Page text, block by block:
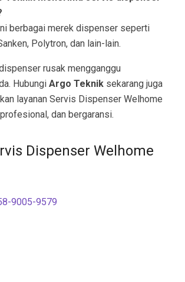
berbagai merek dispenser seperti
Polytron, dan lain-lain.
rusak mengganggu
Hubungi Argo Teknik sekarang juga
layanan Servis Dispenser Welhome
dan bergaransi.
Dispenser Welhome
9005-9579